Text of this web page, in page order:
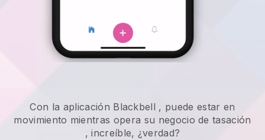
Con la aplicación Blackbell , puede estar en
movimiento mientras opera su negocio de tasación
, increíble, ¿verdad?